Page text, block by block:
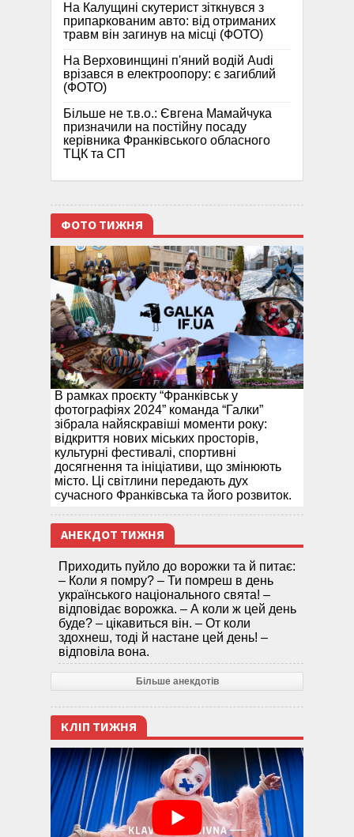
На Калущині скутерист зіткнувся з
припаркованим авто: від отриманих
травм він загинув на місці (ФОТО)
На Верховинщині п'яний водій Audi
врізався в електроопору: є загиблий
(ФОТО)
Більше не т.в.о.: Євгена Мамайчука
призначили на постійну посаду
керівника Франківського обласного
ТЦК та СП
ФОТО ТИЖНЯ
В рамках проєкту “Франківськ у
фотографіях 2024” команда “Галки”
зібрала найяскравіші моменти року:
відкриття нових міських просторів,
культурні фестивалі, спортивні
досягнення та ініціативи, що змінюють
місто. Ці світлини передають дух
сучасного Франківська та його розвиток.
АНЕКДОТ ТИЖНЯ
Приходить пуйло до ворожки та й питає:
– Коли я помру? – Ти помреш в день
українського національного свята! –
відповідає ворожка. – А коли ж цей день
буде? – цікавиться він. – От коли
здохнеш, тоді й настане цей день! –
відповіла вона.
Більше анекдотів
КЛІП ТИЖНЯ